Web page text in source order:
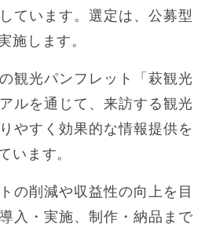
ています。選定は、公募型
施します。
観光パンフレット「萩観光
ルを通じて、来訪する観光
やすく効果的な情報提供を
います。
の削減や収益性の向上を目
入・実施、制作・納品まで